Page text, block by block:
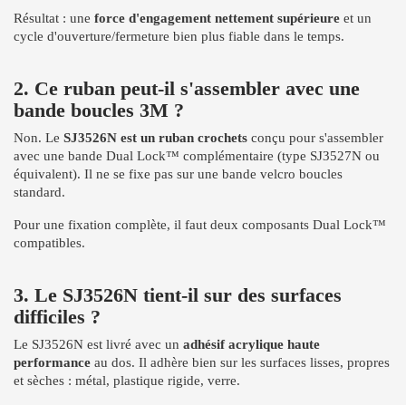
Résultat : une force d'engagement nettement supérieure et un
cycle d'ouverture/fermeture bien plus fiable dans le temps.
2. Ce ruban peut-il s'assembler avec une
bande boucles 3M ?
Non. Le SJ3526N est un ruban crochets conçu pour s'assembler
avec une bande Dual Lock™ complémentaire (type SJ3527N ou
équivalent). Il ne se fixe pas sur une bande velcro boucles
standard.
Pour une fixation complète, il faut deux composants Dual Lock™
compatibles.
3. Le SJ3526N tient-il sur des surfaces
difficiles ?
Le SJ3526N est livré avec un adhésif acrylique haute
performance au dos. Il adhère bien sur les surfaces lisses, propres
et sèches : métal, plastique rigide, verre.